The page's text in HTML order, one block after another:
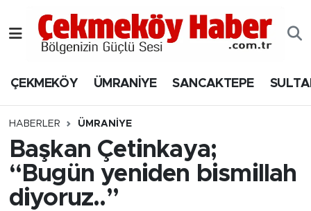
ÇEKMEKÖY ÜMRANİYE SANCAKTEPE
HABERLER ÜMRANİYE
Başkan Çetinkaya;
“Bugün yeniden bismillah
diyoruz..”
Nöbetçi Eczaneler
Hava Durumu
Namaz Vakitleri
Trafik Durumu
Süper Lig Puan Durumu ve Fikstür